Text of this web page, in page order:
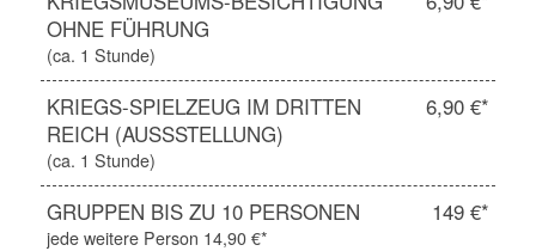
OHNE FÜHRUNG
(ca. 1 Stunde)
KRIEGS-SPIELZEUG IM DRITTEN
REICH (AUSSSTELLUNG)
6,90 €*
(ca. 1 Stunde)
GRUPPEN BIS ZU 10 PERSONEN 149 €*
jede weitere Person 14,90 €*